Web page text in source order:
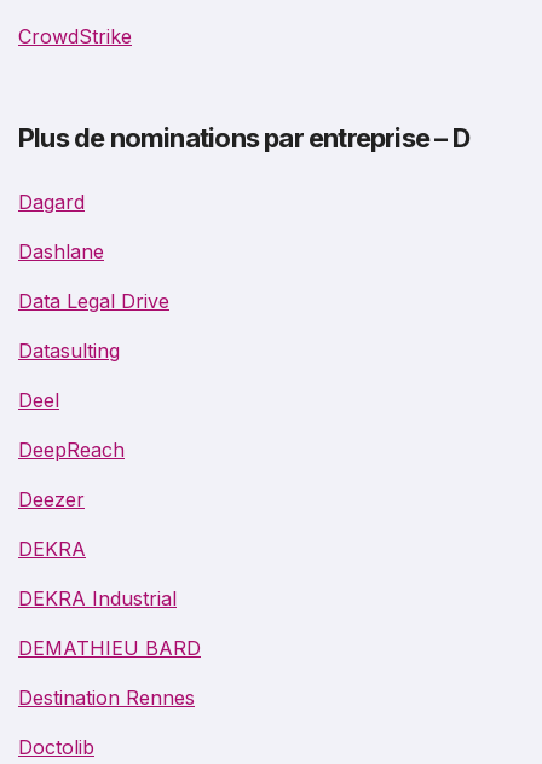
CrowdStrike
Plus de nominations par entreprise – D
Dagard
Dashlane
Data Legal Drive
Datasulting
Deel
DeepReach
Deezer
DEKRA
DEKRA Industrial
DEMATHIEU BARD
Destination Rennes
Doctolib